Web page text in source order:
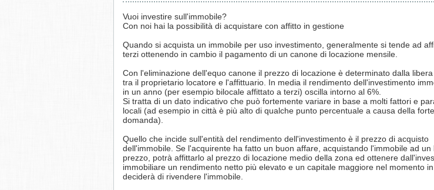
Vuoi investire sull'immobile?
Con noi hai la possibilità di acquistare con affitto in gestione
Quando si acquista un immobile per uso investimento, generalmente si tende ad
terzi ottenendo in cambio il pagamento di un canone di locazione mensile.
Con l'eliminazione dell'equo canone il prezzo di locazione è determinato dalla
tra il proprietario locatore e l'affittuario. In media il rendimento dell'investimento
in un anno (per esempio bilocale affittato a terzi) oscilla intorno al 6%.
Si tratta di un dato indicativo che può fortemente variare in base a molti fattori e
locali (ad esempio in città è più alto di qualche punto percentuale a causa della forte
domanda).
Quello che incide sull'entità del rendimento dell'investimento è il prezzo di acquisto
dell'immobile. Se l'acquirente ha fatto un buon affare, acquistando l'immobile ad un
prezzo, potrà affittarlo al prezzo di locazione medio della zona ed ottenere
immobiliare un rendimento netto più elevato e un capitale maggiore nel momento
deciderà di rivendere l'immobile.